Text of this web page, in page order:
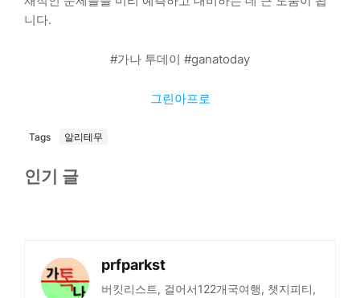
니다.
#가나 투데이 #ganatoday
그린아프로
Tags 알리테무
인기 글
prfparkst
버킷리스트, 걸어서122개국여행, 챗지피티,